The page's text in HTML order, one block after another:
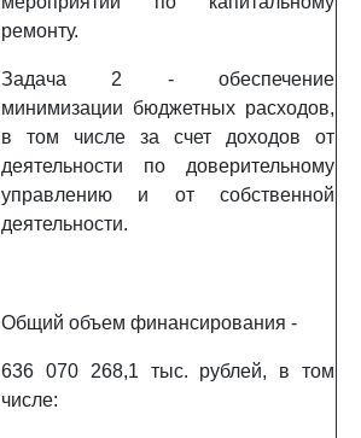
ремонту.
Задача 2 - обеспечение
минимизации бюджетных расходов,
в том числе за счет доходов от
деятельности по доверительному
управлению и от собственной
деятельности.
Общий объем финансирования -
636 070 268,1 тыс. рублей, в том
числе: